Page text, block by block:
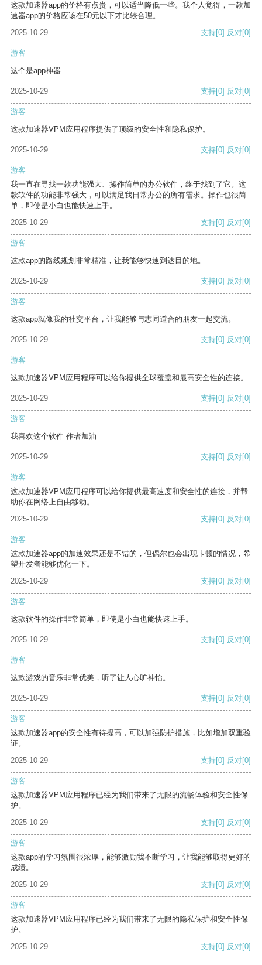
这款加速器app的价格有点贵，可以适当降低一些。我个人觉得，一款加
速器app的价格应该在50元以下才比较合理。
2025-10-29
支持[0] 反对[0]
游客
这个是app神器
2025-10-29 支持[0] 反对[0]
游客
这款加速器VPM应用程序提供了顶级的安全性和隐私保护。
2025-10-29 支持[0] 反对[0]
游客
我一直在寻找一款功能强大、操作简单的办公软件，终于找到了它。这
款软件的功能非常强大，可以满足我日常办公的所有需求。操作也很简
单，即使是小白也能快速上手。
2025-10-29
支持[0] 反对[0]
游客
这款app的路线规划非常精准，让我能够快速到达目的地。
2025-10-29 支持[0] 反对[0]
游客
这款app就像我的社交平台，让我能够与志同道合的朋友一起交流。
2025-10-29 支持[0] 反对[0]
游客
这款加速器VPM应用程序可以给你提供全球覆盖和最高安全性的连接。
2025-10-29 支持[0] 反对[0]
游客
我喜欢这个软件 作者加油
2025-10-29 支持[0] 反对[0]
游客
这款加速器VPM应用程序可以给你提供最高速度和安全性的连接，并帮
助你在网络上自由移动。
2025-10-29
支持[0] 反对[0]
游客
这款加速器app的加速效果还是不错的，但偶尔也会出现卡顿的情况，希
望开发者能够优化一下。
2025-10-29
支持[0] 反对[0]
游客
这款软件的操作非常简单，即使是小白也能快速上手。
2025-10-29 支持[0] 反对[0]
游客
这款游戏的音乐非常优美，听了让人心旷神怡。
2025-10-29 支持[0] 反对[0]
游客
这款加速器app的安全性有待提高，可以加强防护措施，比如增加双重验
证。
2025-10-29
支持[0] 反对[0]
游客
这款加速器VPM应用程序已经为我们带来了无限的流畅体验和安全性保
护。
2025-10-29
支持[0] 反对[0]
游客
这款app的学习氛围很浓厚，能够激励我不断学习，让我能够取得更好的
成绩。
2025-10-29
支持[0] 反对[0]
游客
这款加速器VPM应用程序已经为我们带来了无限的隐私保护和安全性保
护。
2025-10-29
支持[0] 反对[0]